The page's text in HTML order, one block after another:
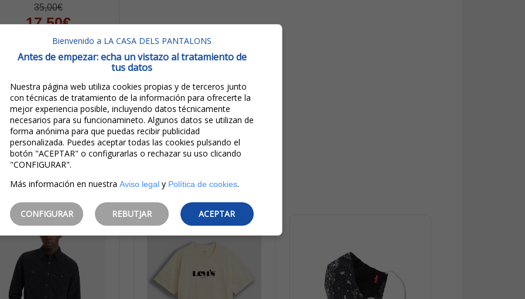
35,00€
17,50€
M/c A8804-0037 Gris
Bienvenido a LA CASA DELS PANTALONS
Antes de empezar: echa un vistazo al tratamiento de
tus datos
Nuestra página web utiliza cookies propias y de terceros junto
con técnicas de tratamiento de la información para ofrecerte la
mejor experiencia posible, incluyendo datos técnicamente
necesarios para su funcionamineto. Algunos datos se utilizan de
forma anónima para que puedas recibir publicidad
personalizada. Puedes aceptar todas las cookies pulsando el
botón "ACEPTAR" o configurarlas o rechazar su uso clicando
"CONFIGURAR".
Más información en nuestra Aviso legal y Política de cookies.
CONFIGURAR REBUTJAR ACEPTAR